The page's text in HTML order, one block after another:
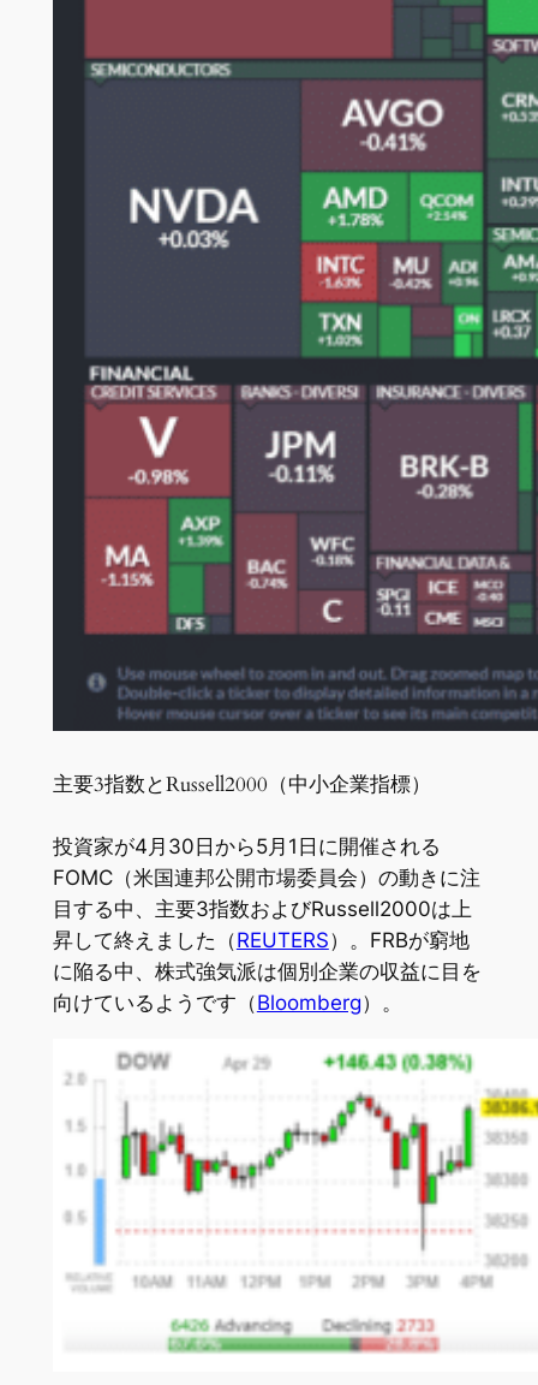
主要3指数とRussell2000（中小企業指標）
投資家が4月30日から5月1日に開催される
FOMC（米国連邦公開市場委員会）の動きに注
目する中、主要3指数およびRussell2000は上
昇して終えました（REUTERS）。FRBが窮地
に陥る中、株式強気派は個別企業の収益に目を
向けているようです（Bloomberg）。